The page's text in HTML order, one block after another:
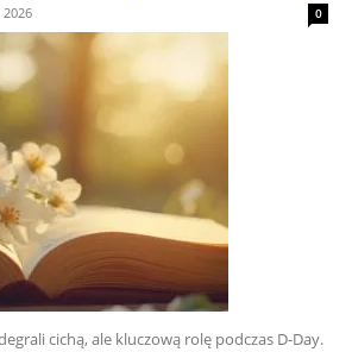
2026 0
cichą, ale kluczową rolę podczas D-Day.